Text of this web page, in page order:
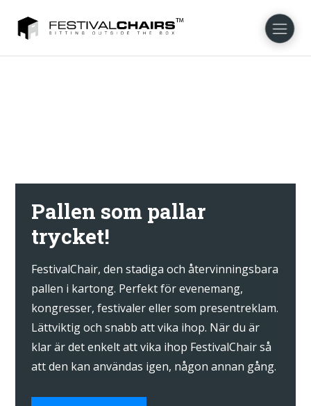
Pallen som pallar
trycket!
FestivalChair, den stadiga och återvinningsbara
pallen i kartong. Perfekt för evenemang,
kongresser, festivaler eller som presentreklam.
Lättviktig och snabb att vika ihop. När du är
klar är det enkelt att vika ihop FestivalChair så
att den kan användas igen, någon annan gång.